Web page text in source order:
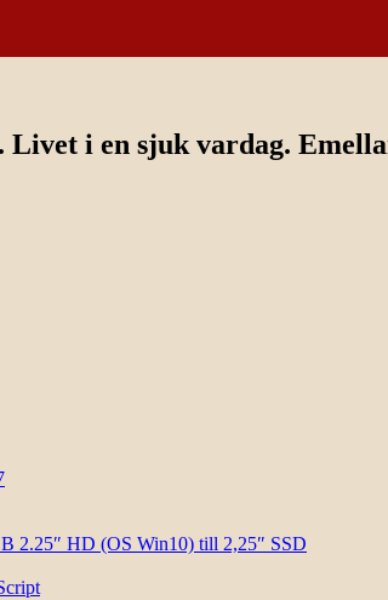
Livet i en sjuk vardag.
2.25″ HD (OS Win10) till 2,25″ SSD